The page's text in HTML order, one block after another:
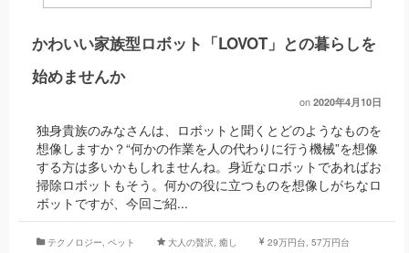
かわいい家族型ロボット「LOVOT」との暮らしを
始めませんか
on 2020年4月10日
独身貴族のみなさんは、ロボットと聞くとどのようなものを
想像しますか？“何かの作業を人の代わりに行う機械”を想像
する方は多いかもしれませんね。身近なロボットであればお
掃除ロボットもそう。何かの役に立つものを想像しがちなロ
ボットですが、今回ご紹...
テクノロジー, ペット 大人の贅沢, 癒し
29万円台, 57万円台